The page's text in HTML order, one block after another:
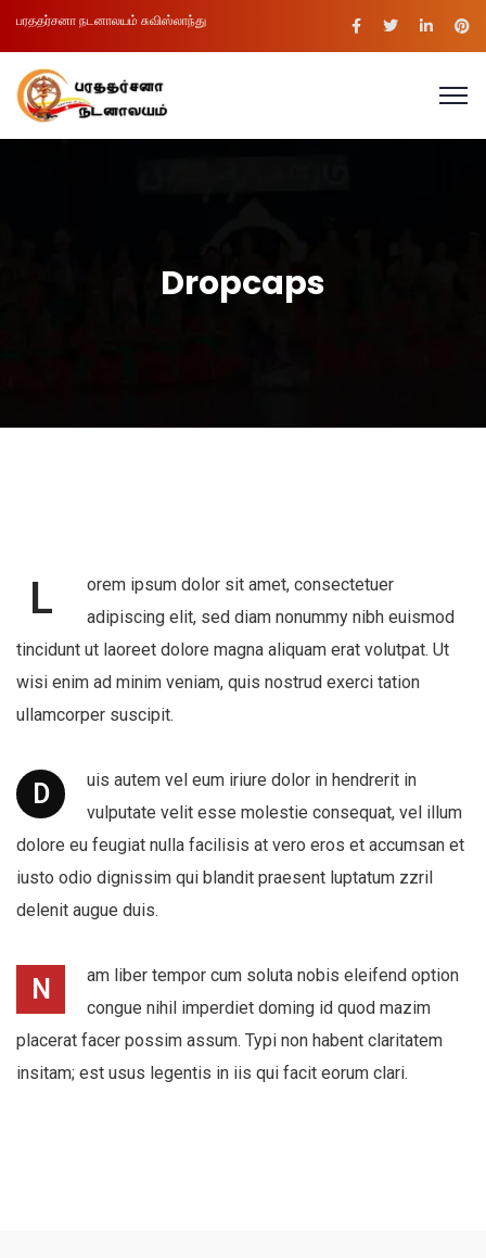
பரததர்சனா நடனாலயம் சுவிஸ்லாந்து
Dropcaps
L
orem ipsum dolor sit amet, consectetuer
adipiscing elit, sed diam nonummy nibh euismod
tincidunt ut laoreet dolore magna aliquam erat volutpat. Ut
wisi enim ad minim veniam, quis nostrud exerci tation
ullamcorper suscipit.
D
uis autem vel eum iriure dolor in hendrerit in
vulputate velit esse molestie consequat, vel illum
dolore eu feugiat nulla facilisis at vero eros et accumsan et
iusto odio dignissim qui blandit praesent luptatum zzril
delenit augue duis.
N
am liber tempor cum soluta nobis eleifend option
congue nihil imperdiet doming id quod mazim
placerat facer possim assum. Typi non habent claritatem
insitam; est usus legentis in iis qui facit eorum clari.